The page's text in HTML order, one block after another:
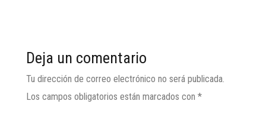
Deja un comentario
Tu dirección de correo electrónico no será publicada.
Los campos obligatorios están marcados con *